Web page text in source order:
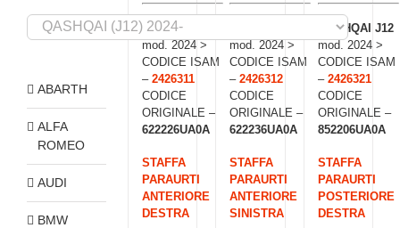
QASHQAI J12
mod. 2024 >
CODICE ISAM
– 2426311
CODICE
ORIGINALE –
622226UA0A
STAFFA
PARAURTI
ANTERIORE
DESTRA
mod. 2024 >
CODICE ISAM
–2426312
CODICE
ORIGINALE –
622236UA0A
STAFFA
PARAURTI
ANTERIORE
SINISTRA
QASHQAI J12
mod. 2024 >
CODICE ISAM
– 2426321
CODICE
ORIGINALE –
852206UA0A
STAFFA
PARAURTI
POSTERIORE
DESTRA
ABARTH
ALFA
ROMEO
AUDI
BMW